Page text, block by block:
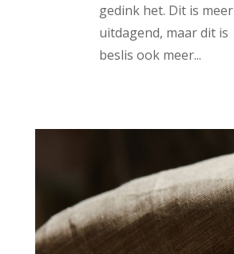
gedink het. Dit is meer
uitdagend, maar dit is
beslis ook meer...